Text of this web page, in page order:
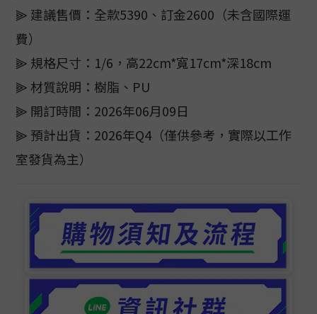
⫸ 建議售價：全款5390、訂金2600（未含國際運
費）
⫸ 規格尺寸：1/6，高22cm*寬17cm*深18cm
⫸ 材質說明：樹脂、PU
⫸ 開訂時間：2026年06月09日
⫸ 預計出貨：2026年Q4（僅供參考，實際以工作
室發貨為主）